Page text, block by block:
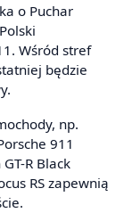
o Puchar
Wśród stref
będzie
np.
911
R Black
RS zapewnią